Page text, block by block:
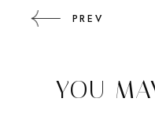
PREV
YOU